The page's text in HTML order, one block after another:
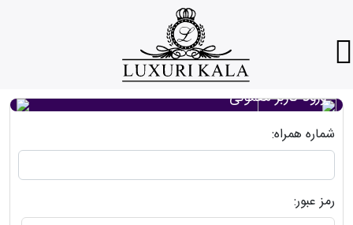
ورود کاربر معمولی
شماره همراه:
رمز عبور: